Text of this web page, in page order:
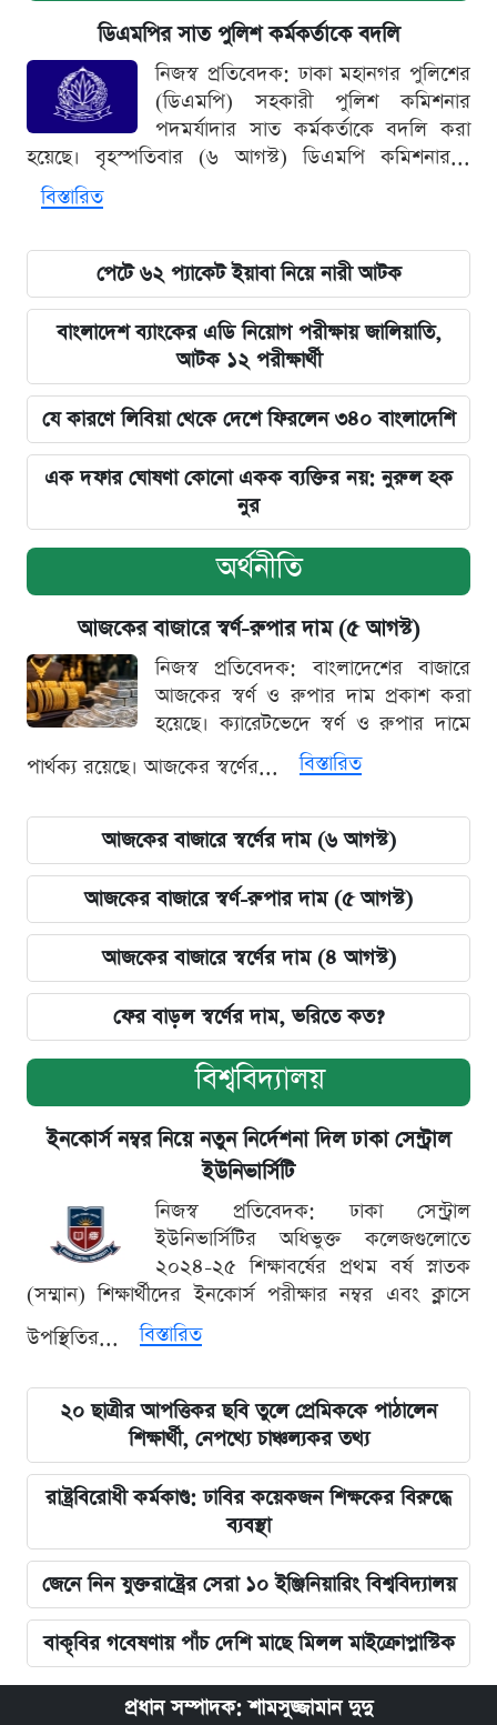
ডিএমপির সাত পুলিশ কর্মকর্তাকে বদলি
নিজস্ব প্রতিবেদক: ঢাকা মহানগর পুলিশের
(ডিএমপি) সহকারী পুলিশ কমিশনার
পদমর্যাদার সাত কর্মকর্তাকে বদলি করা
হয়েছে। বৃহস্পতিবার (৬ আগস্ট) ডিএমপি কমিশনার...
বিস্তারিত
পেটে ৬২ প্যাকেট ইয়াবা নিয়ে নারী আটক
বাংলাদেশ ব্যাংকের এডি নিয়োগ পরীক্ষায় জালিয়াতি,
আটক ১২ পরীক্ষার্থী
যে কারণে লিবিয়া থেকে দেশে ফিরলেন ৩৪০ বাংলাদেশি
এক দফার ঘোষণা কোনো একক ব্যক্তির নয়: নুরুল হক
নুর
অর্থনীতি
আজকের বাজারে স্বর্ণ-রুপার দাম (৫ আগস্ট)
নিজস্ব প্রতিবেদক: বাংলাদেশের বাজারে
আজকের স্বর্ণ ও রুপার দাম প্রকাশ করা
হয়েছে। ক্যারেটভেদে স্বর্ণ ও রুপার দামে
পার্থক্য রয়েছে। আজকের স্বর্ণের...
বিস্তারিত
আজকের বাজারে স্বর্ণের দাম (৬ আগস্ট)
আজকের বাজারে স্বর্ণ-রুপার দাম (৫ আগস্ট)
আজকের বাজারে স্বর্ণের দাম (৪ আগস্ট)
ফের বাড়ল স্বর্ণের দাম, ভরিতে কত?
বিশ্ববিদ্যালয়
ইনকোর্স নম্বর নিয়ে নতুন নির্দেশনা দিল ঢাকা সেন্ট্রাল
ইউনিভার্সিটি
নিজস্ব প্রতিবেদক: ঢাকা সেন্ট্রাল
ইউনিভার্সিটির অধিভুক্ত কলেজগুলোতে
২০২৪-২৫ শিক্ষাবর্ষের প্রথম বর্ষ স্নাতক
(সম্মান) শিক্ষার্থীদের ইনকোর্স পরীক্ষার নম্বর এবং ক্লাসে
উপস্থিতির...
বিস্তারিত
২০ ছাত্রীর আপত্তিকর ছবি তুলে প্রেমিককে পাঠালেন
শিক্ষার্থী, নেপথ্যে চাঞ্চল্যকর তথ্য
রাষ্ট্রবিরোধী কর্মকাণ্ড: ঢাবির কয়েকজন শিক্ষকের বিরুদ্ধে
ব্যবস্থা
জেনে নিন যুক্তরাষ্ট্রের সেরা ১০ ইঞ্জিনিয়ারিং বিশ্ববিদ্যালয়
বাকৃবির গবেষণায় পাঁচ দেশি মাছে মিলল মাইক্রোপ্লাস্টিক
প্রধান সম্পাদক: শামসুজ্জামান দুদু